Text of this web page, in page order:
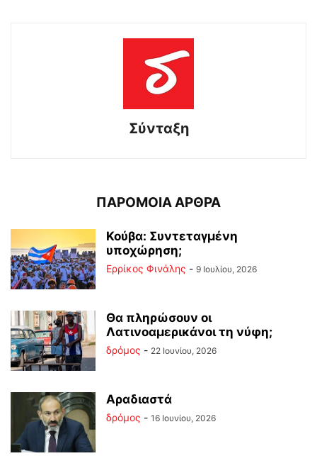
Σύνταξη
ΠΑΡΟΜΟΙΑ ΑΡΘΡΑ
Κούβα: Συντεταγμένη
υποχώρηση;
Ερρίκος Φινάλης - 9 Ιουλίου, 2026
Θα πληρώσουν οι
Λατινοαμερικάνοι τη νύφη;
δρόμος - 22 Ιουνίου, 2026
Αραδιαστά
δρόμος - 16 Ιουνίου, 2026